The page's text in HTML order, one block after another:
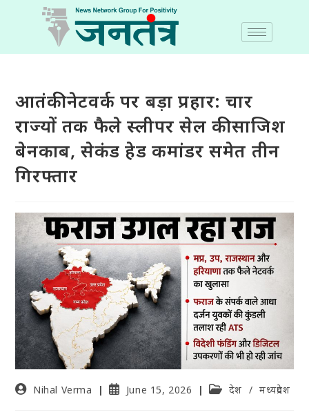
आतंकी नेटवर्क पर बड़ा प्रहार: चार
राज्यों तक फैले स्लीपर सेल की साजिश
बेनकाब, सेकंड हेड कमांडर समेत तीन
गिरफ्तार
Nihal Verma June 15, 2026 देश / मध्यप्रदेश